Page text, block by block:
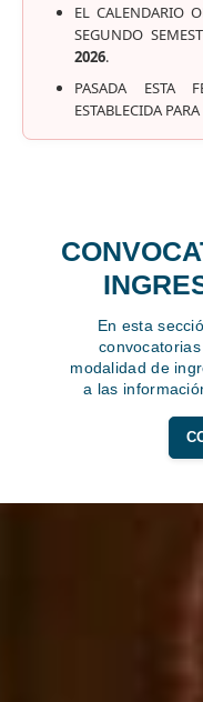
EL CALENDARIO
SEGUNDO
2026.
PASADA ESTA
ESTABLECIDA
En esta
modalidad de
a las